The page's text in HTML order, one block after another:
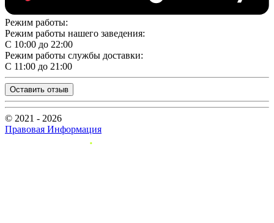
Режим работы:
Режим работы нашего заведения:
С 10:00 до 22:00
Режим работы службы доставки:
С 11:00 до 21:00
Оставить отзыв
© 2021 - 2026
Правовая Информация